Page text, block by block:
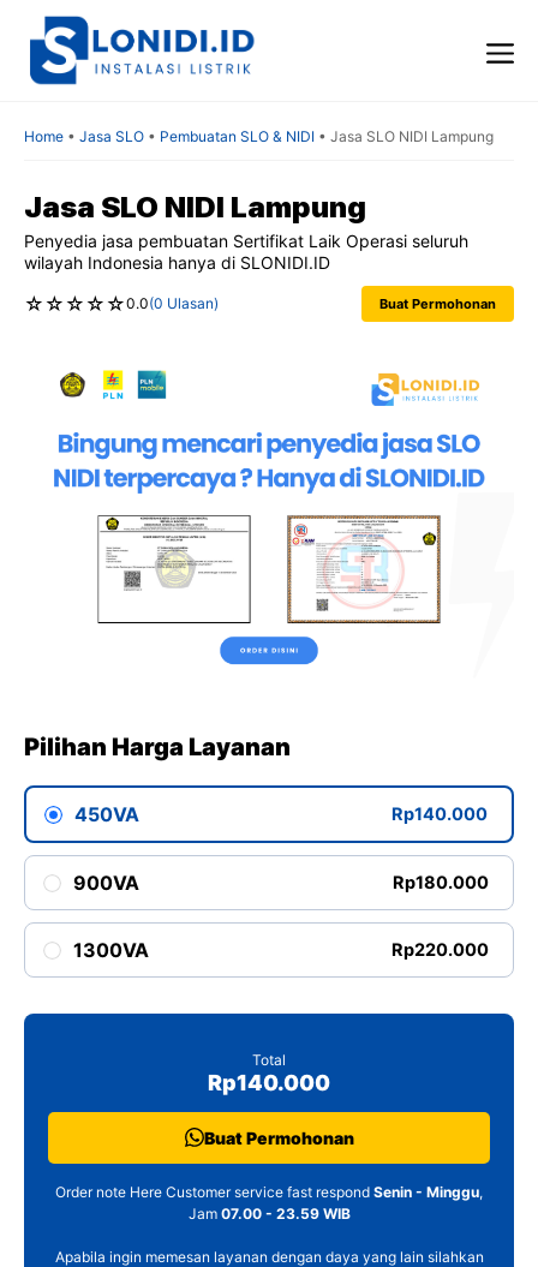
content
Home • Jasa SLO • Pembuatan SLO & NIDI • Jasa SLO NIDI Lampung
Jasa SLO NIDI Lampung
Penyedia jasa pembuatan Sertifikat Laik Operasi seluruh
wilayah Indonesia hanya di SLONIDI.ID
☆ ☆ ☆ ☆ ☆0.0(0 Ulasan) Buat Permohonan
Pilihan Harga Layanan
450VA Rp140.000
900VA Rp180.000
1300VA Rp220.000
Total
Rp140.000
Buat Permohonan
Order note Here Customer service fast respond Senin - Minggu,
Jam 07.00 - 23.59 WIB
Apabila ingin memesan layanan dengan daya yang lain silahkan